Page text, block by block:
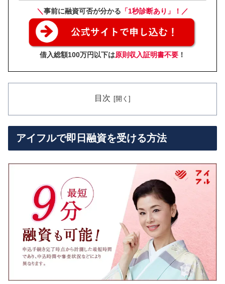
＼事前に融資可否が分かる 「1秒診断あり」 ！／
借入総額100万円以下は原則収入証明書不要 ！
目次
アイフルで即日融資を受ける方法